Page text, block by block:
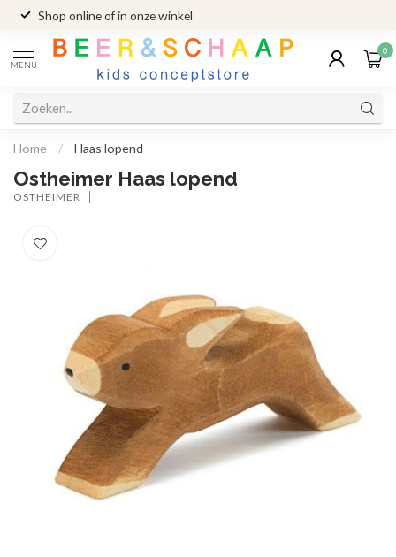
Shop online of in onze winkel
MENU
0
Home / Haas lopend
Ostheimer Haas lopend
OSTHEIMER